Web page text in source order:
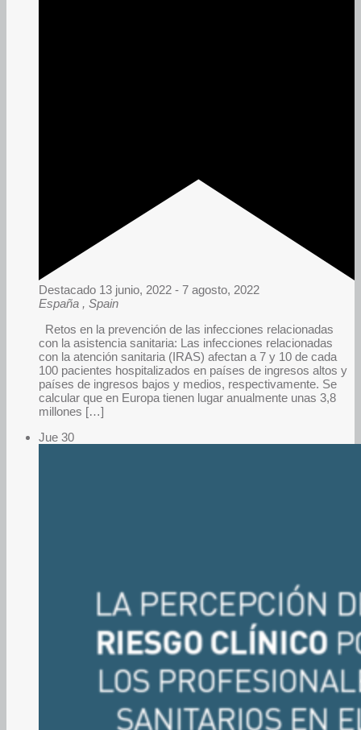
Destacado 13 junio, 2022 - 7 agosto, 2022
España , Spain
Retos en la prevención de las infecciones relacionadas
con la asistencia sanitaria: Las infecciones relacionadas
con la atención sanitaria (IRAS) afectan a 7 y 10 de cada
100 pacientes hospitalizados en países de ingresos altos y
países de ingresos bajos y medios, respectivamente. Se
calcular que en Europa tienen lugar anualmente unas 3,8
millones […]
Jue 30